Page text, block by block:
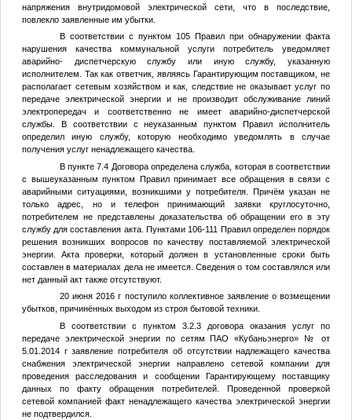
напряжения внутридомовой электрической сети, что в последствие,
повлекло заявленные им убытки.
В соответствии с пунктом 105 Правил при обнаружении факта
нарушения качества коммунальной услуги потребитель уведомляет
аварийно- диспетчерскую службу или иную службу, указанную
исполнителем. Так как ответчик, являясь Гарантирующим поставщиком, не
располагает сетевым хозяйством и как, следствие не оказывает услуг по
передаче электрической энергии и не производит обслуживание линий
электропередач и соответственно не имеет аварийно-диспетчерской
службы. В соответствии с неуказанным пунктом Правил исполнитель
определил иную службу, которую необходимо уведомлять в случае
получения услуг ненадлежащего качества.
В пункте 7.4 Договора определена служба, которая в соответствии
с вышеуказанным пунктом Правил принимает все обращения в связи с
аварийными ситуациями, возникшими у потребителя. Причём указан не
только адрес, но и телефон принимающий заявки круглосуточно,
потребителем не представлены доказательства об обращении его в эту
службу для составления акта. Пунктами 106-111 Правил определен порядок
решения возникших вопросов по качеству поставляемой электрической
энергии. Акта проверки, который должен в установленные сроки быть
составлен в материалах дела не имеется. Сведения о том составлялся или
нет данный акт также отсутствуют.
20 июня 2016 г поступило коллективное заявление о возмещении
убытков, причинённых выходом из строя бытовой техники.
В соответствии с пунктом 3.2.3 договора оказания услуг по
передаче электрической энергии по сетям ПАО «Кубаньэнерго»
№
от
5.01.2014 г заявление потребителя об отсутствии надлежащего качества
снабжения электрической энергии направлено сетевой компании для
проведения расследования и сообщении Гарантирующему поставщику
данных по факту обращения потребителей. Проведенной проверкой
сетевой компанией факт ненадлежащего качества электрической энергии
не подтвердился.